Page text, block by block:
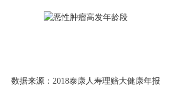
数据来源：2018泰康人寿理赔大健康年报